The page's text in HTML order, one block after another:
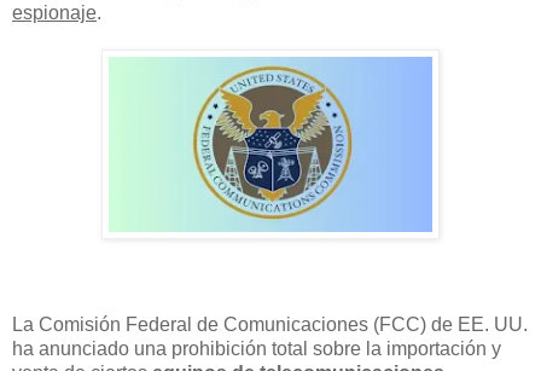
espionaje.
La Comisión Federal de Comunicaciones (FCC) de EE. UU.
ha anunciado una prohibición total sobre la importación y